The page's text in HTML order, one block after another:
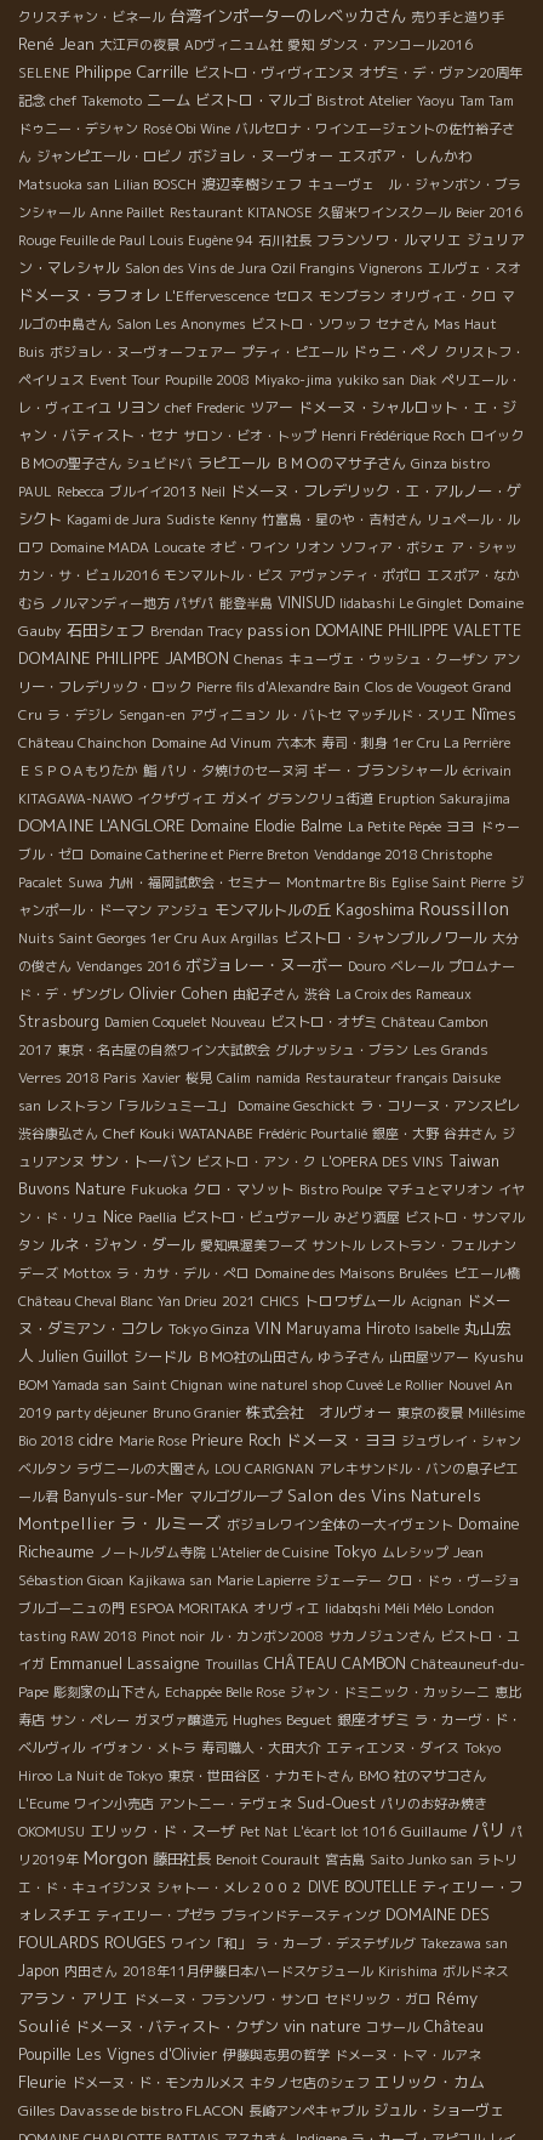
クリスチャン・ビネール 台湾インポーターのレベッカさん 売り手と造り手
René Jean 大江戸の夜景 ADヴィニュム社 愛知 ダンス・アンコール2016
SELENE Philippe Carrille ビストロ・ヴィヴィエンヌ オザミ・デ・ヴァン20周年
記念 chef Takemoto ニーム ビストロ・マルゴ Bistrot Atelier Yaoyu Tam Tam
ドゥニー・デシャン Rosé Obi Wine バルセロナ・ワインエージェントの佐竹裕子さ
ん ジャンピエール・ロビノ ボジョレ・ヌーヴォー エスポア・ しんかわ
Matsuoka san Lilian BOSCH 渡辺幸樹シェフ キューヴェ ル・ジャンボン・ブラ
ンシャール Anne Paillet Restaurant KITANOSE 久留米ワインスクール Beier 2016
Rouge Feuille de Paul Louis Eugène 94 石川社長 フランソワ・ルマリエ ジュリア
ン・マレシャル Salon des Vins de Jura Ozil Frangins Vignerons エルヴェ・スオ
ドメーヌ・ラフォレ L'Effervescence セロス モンブラン オリヴィエ・クロ マ
ルゴの中島さん Salon Les Anonymes ビストロ・ソワッフ セナさん Mas Haut
Buis ボジョレ・ヌーヴォーフェアー プティ・ピエール ドゥニ・ペノ クリストフ・
ペイリュス Event Tour Poupille 2008 Miyako-jima yukiko san Diak ペリエール・
レ・ヴィエイユ リヨン chef Frederic ツアー ドメーヌ・シャルロット・エ・ジ
ャン・バティスト・セナ サロン・ビオ・トップ Henri Frédérique Roch ロイック
ＢＭОの聖子さん シュビドバ ラピエール ＢＭＯのマサ子さん Ginza bistro
PAUL Rebecca ブルイイ2013 Neil ドメーヌ・フレデリック・エ・アルノー・ゲ
シクト Kagami de Jura Sudiste Kenny 竹富島・星のや・吉村さん リュペール・ル
ロワ Domaine MADA Loucate オビ・ワイン リオン ソフィア・ボシェ ア・シャッ
カン・サ・ビュル2016 モンマルトル・ビス アヴァンティ・ポポロ エスポア・なか
むら ノルマンディー地方 パザパ 能登半島 VINISUD Iidabashi Le Ginglet Domaine
Gauby 石田シェフ Brendan Tracy passion DOMAINE PHILIPPE VALETTE
DOMAINE PHILIPPE JAMBON Chenas キューヴェ・ウッシュ・クーザン アン
リー・フレデリック・ロック Pierre fils d'Alexandre Bain Clos de Vougeot Grand
Cru ラ・デジレ Sengan-en アヴィニョン ル・バトセ マッチルド・スリエ Nîmes
Château Chainchon Domaine Ad Vinum 六本木 寿司・刺身 1er Cru La Perrière
ＥＳＰＯＡもりたか 鮨 パリ・夕焼けのセーヌ河 ギー・ブランシャール écrivain
KITAGAWA-NAWO イクザヴィエ ガメイ グランクリュ街道 Eruption Sakurajima
DOMAINE L'ANGLORE Domaine Elodie Balme La Petite Pépée ヨヨ ドゥー
ブル・ゼロ Domaine Catherine et Pierre Breton Venddange 2018 Christophe
Pacalet Suwa 九州・福岡試飲会・セミナー Montmartre Bis Eglise Saint Pierre ジ
ャンポール・ドーマン アンジュ モンマルトルの丘 Kagoshima Roussillon
Nuits Saint Georges 1er Cru Aux Argillas ビストロ・シャンブルノワール 大分
の俊さん Vendanges 2016 ボジョレー・ヌーボー Douro ベレール プロムナー
ド・デ・ザングレ Olivier Cohen 由紀子さん 渋谷 La Croix des Rameaux
Strasbourg Damien Coquelet Nouveau ビストロ・オザミ Château Cambon
2017 東京・名古屋の自然ワイン大試飲会 グルナッシュ・ブラン Les Grands
Verres 2018 Paris Xavier 桜見 Calim namida Restaurateur français Daisuke
san レストラン「ラルシュミーユ」 Domaine Geschickt ラ・コリーヌ・アンスピレ
渋谷康弘さん Chef Kouki WATANABE Frédéric Pourtalié 銀座・大野 谷井さん ジ
ュリアンヌ サン・トーバン ビストロ・アン・ク L'OPERA DES VINS Taiwan
Buvons Nature Fukuoka クロ・マソット Bistro Poulpe マチュとマリオン イヤ
ン・ド・リュ Nice Paellia ビストロ・ビュヴァール みどり酒屋 ビストロ・サンマル
タン ルネ・ジャン・ダール 愛知県渥美フーズ サントル レストラン・フェルナン
デーズ Mottox ラ・カサ・デル・ぺロ Domaine des Maisons Brulées ピエール橋
Château Cheval Blanc Yan Drieu 2021 CHICS トロワザムール Acignan ドメー
ヌ・ダミアン・コクレ Tokyo Ginza VIN Maruyama Hiroto Isabelle 丸山宏
人 Julien Guillot シードル ＢＭО社の山田さん ゆう子さん 山田屋ツアー Kyushu
BOM Yamada san Saint Chignan wine naturel shop Cuveé Le Rollier Nouvel An
2019 party déjeuner Bruno Granier 株式会社 オルヴォー 東京の夜景 Millésime
Bio 2018 cidre Marie Rose Prieure Roch ドメーヌ・ヨヨ ジュヴレイ・シャン
ベルタン ラヴニールの大園さん LOU CARIGNAN アレキサンドル・バンの息子ピエ
ール君 Banyuls-sur-Mer マルゴグループ Salon des Vins Naturels
Montpellier ラ・ルミーズ ボジョレワイン全体の一大イヴェント Domaine
Richeaume ノートルダム寺院 L'Atelier de Cuisine Tokyo ムレシップ Jean
Sébastion Gioan Kajikawa san Marie Lapierre ジェーテー クロ・ドゥ・ヴージョ
ブルゴーニュの門 ESPOA MORITAKA オリヴィエ Iidabqshi Méli Mélo London
tasting RAW 2018 Pinot noir ル・カンボン2008 サカノジュンさん ビストロ・ユ
イガ Emmanuel Lassaigne Trouillas CHÂTEAU CAMBON Châteauneuf-du-
Pape 彫刻家の山下さん Echappée Belle Rose ジャン・ドミニック・カッシーニ 恵比
寿店 サン・ペレー ガヌヴァ醸造元 Hughes Beguet 銀座オザミ ラ・カーヴ・ド・
ベルヴィル イヴォン・メトラ 寿司職人・大田大介 エティエンヌ・ダイス Tokyo
Hiroo La Nuit de Tokyo 東京・世田谷区・ナカモトさん BMO 社のマサコさん
L'Ecume ワイン小売店 アントニー・テヴェネ Sud-Ouest パリのお好み焼き
OKOMUSU エリック・ド・スーザ Pet Nat L'écart lot 1016 Guillaume パリ パ
リ2019年 Morgon 藤田社長 Benoit Courault 宮古島 Saito Junko san ラトリ
エ・ド・キュイジンヌ シャトー・メレ２００２ DIVE BOUTELLE ティエリー・フ
ォレスチエ ティエリー・プゼラ ブラインドテースティング DOMAINE DES
FOULARDS ROUGES ワイン「和」 ラ・カーブ・デステザルグ Takezawa san
Japon 内田さん 2018年11月伊藤日本ハードスケジュール Kirishima ボルドネス
アラン・アリエ ドメーヌ・フランソワ・サンロ セドリック・ガロ Rémy
Soulié ドメーヌ・バティスト・クザン vin nature コサール Château
Poupille Les Vignes d'Olivier 伊藤與志男の哲学 ドメーヌ・トマ・ルアネ
Fleurie ドメーヌ・ド・モンカルメス キタノセ店のシェフ エリック・カム
Gilles Davasse de bistro FLACON 長崎アンペキャブル ジュル・ショーヴェ